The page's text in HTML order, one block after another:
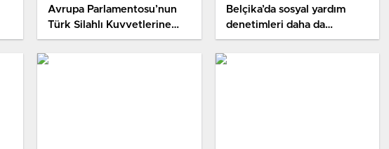
Avrupa Parlamentosu’nun
Türk Silahlı Kuvvetlerine
yönelik, Kıbrıs konulu
kararına tepki gecikmedi
Belçika’da sosyal yardım
denetimleri daha da
sıkılaşıyor!